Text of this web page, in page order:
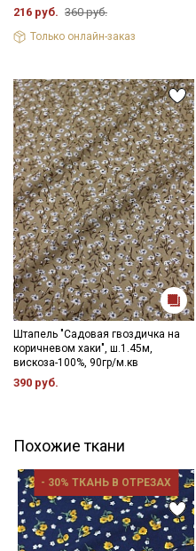
216 руб. 360 руб.
Только онлайн-заказ
Штапель "Садовая гвоздичка на
коричневом хаки", ш.1.45м,
вискоза-100%, 90гр/м.кв
390 руб.
Похожие ткани
- 30% ТКАНЬ В ОТРЕЗАХ